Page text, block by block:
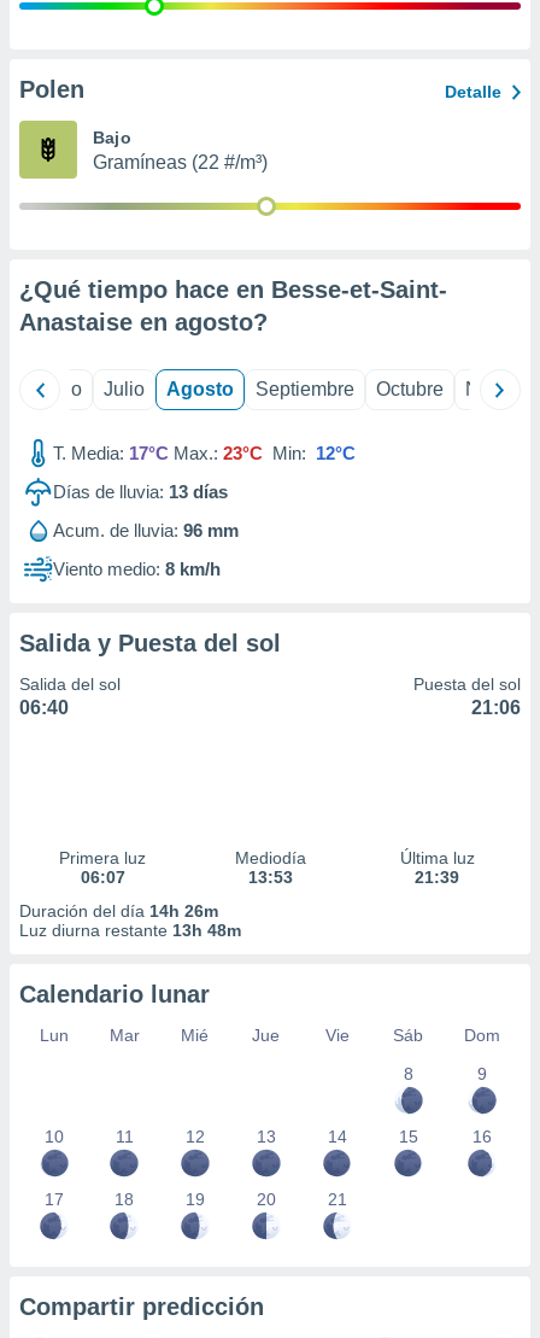
publicidad
de
Polen Detalle
Bajo
Gramíneas (22 #/m³)
¿Qué tiempo hace en Besse-et-Saint-
Anastaise en agosto?
Junio Julio Agosto Septiembre Octubre
T. Media: 17°C Max.: 23°C Min: 12°C
Días de lluvia: 13 días
Acum. de lluvia: 96 mm
Viento medio: 8 km/h
Salida y Puesta del sol
Salida del sol
06:40
Puesta del sol
21:06
Primera luz
06:07
Mediodía
13:53
Última luz
21:39
Duración del día 14h 26m
Luz diurna restante 13h 48m
Calendario lunar
Lun Mar Mié Jue Vie Sáb
Dom
8
9
10 11 12 13 14 15 16
17 18 19 20 21
Compartir predicción